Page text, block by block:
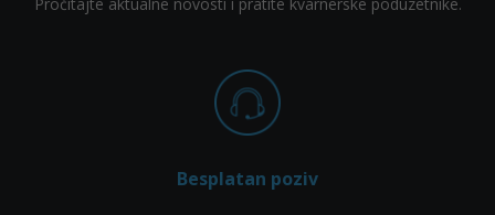
Besplatan poziv